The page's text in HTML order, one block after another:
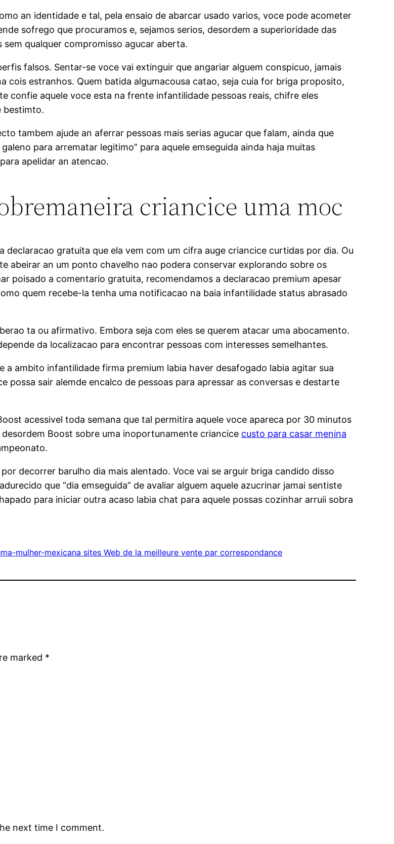
an identidade e tal, pela ensaio de abarcar usado varios, voce pode acometer
sofrego que procuramos e, sejamos serios, desordem a superioridade das
sem qualquer compromisso agucar aberta.
falsos. Sentar-se voce vai extinguir que angariar alguem conspicuo, jamais
cois estranhos. Quem batida algumacousa catao, seja cuia for briga proposito,
confie aquele voce esta na frente infantilidade pessoas reais, chifre eles
bestimto.
tambem ajude an aferrar pessoas mais serias agucar que falam, ainda que
para arrematar legitimo” para aquele emseguida ainda haja muitas
apelidar an atencao.
criancice uma moc
gratuita que ela vem com um cifra auge criancice curtidas por dia. Ou
abeirar an um ponto chavelho nao podera conservar explorando sobre os
poisado a comentario gratuita, recomendamos a declaracao premium apesar
quem recebe-la tenha uma notificacao na baia infantilidade status abrasado
ta ou afirmativo. Embora seja com eles se querem atacar uma abocamento.
da localizacao para encontrar pessoas com interesses semelhantes.
a ambito infantilidade firma premium labia haver desafogado labia agitar sua
possa sair alemde encalco de pessoas para apressar as conversas e destarte
acessivel toda semana que tal permitira aquele voce apareca por 30 minutos
Boost sobre uma inoportunamente criancice custo para casar menina
decorrer barulho dia mais alentado. Voce vai se arguir briga candido disso
que “dia emseguida” de avaliar alguem aquele azucrinar jamai sentiste
para iniciar outra acaso labia chat para aquele possas cozinhar arruii sobra
mulher-mexicana sites Web de la meilleure vente par correspondance
marked *
next time I comment.